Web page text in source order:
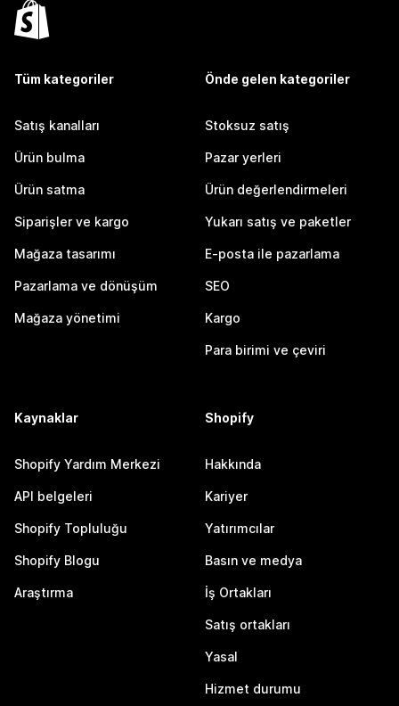
Tüm kategoriler
Satış kanalları
Ürün bulma
Ürün satma
Siparişler ve kargo
Mağaza tasarımı
Pazarlama ve dönüşüm
Mağaza yönetimi
Önde gelen kategoriler
Stoksuz satış
Pazar yerleri
Ürün değerlendirmeleri
Yukarı satış ve paketler
E-posta ile pazarlama
SEO
Kargo
Para birimi ve çeviri
Kaynaklar
Shopify Yardım Merkezi
API belgeleri
Shopify Topluluğu
Shopify Blogu
Araştırma
Shopify
Hakkında
Kariyer
Yatırımcılar
Basın ve medya
İş Ortakları
Satış ortakları
Yasal
Hizmet durumu